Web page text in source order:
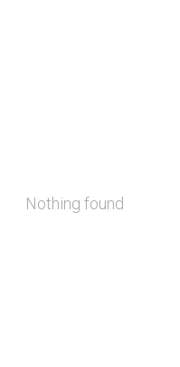
Nothing found